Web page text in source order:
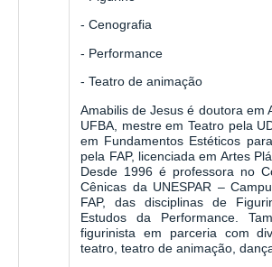
- Cenografia
- Performance
- Teatro de animação
Amabilis de Jesus é doutora em
UFBA, mestre em Teatro pela
em Fundamentos Estéticos
pela FAP, licenciada em Artes
Desde 1996 é professora no
Cênicas da UNESPAR –
FAP, das disciplinas de
Estudos da Performance.
figurinista em parceria com
teatro, teatro de animação,